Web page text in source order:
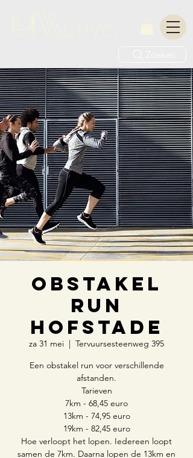
Obstakel
Run
Hofstade
za 31 mei
Tervuursesteenweg 395
Een obstakel run voor verschillende
afstanden.
Tarieven
7km - 68,45 euro
13km - 74,95 euro
19km - 82,45 euro
Hoe verloopt het lopen. Iedereen loopt
samen de 7km. Daarna lopen de 13km en